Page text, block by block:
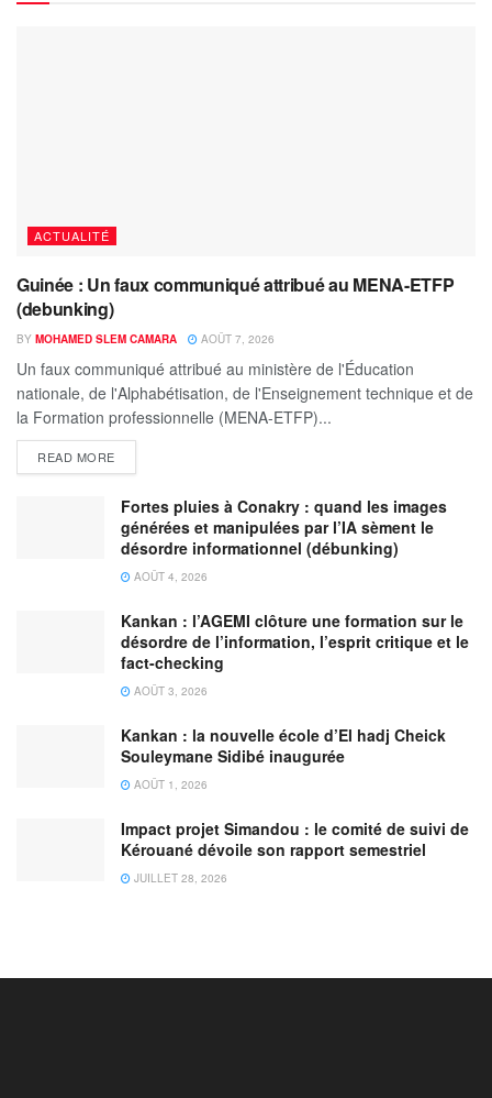
ACTUALITÉ
Guinée : Un faux communiqué attribué au MENA-ETFP
(debunking)
BY MOHAMED SLEM CAMARA AOÛT 7, 2026
Un faux communiqué attribué au ministère de l'Éducation
nationale, de l'Alphabétisation, de l'Enseignement technique et de
la Formation professionnelle (MENA-ETFP)...
READ MORE
Fortes pluies à Conakry : quand les images
générées et manipulées par l’IA sèment le
désordre informationnel (débunking)
AOÛT 4, 2026
Kankan : l’AGEMI clôture une formation sur le
désordre de l’information, l’esprit critique et le
fact-checking
AOÛT 3, 2026
Kankan : la nouvelle école d’El hadj Cheick
Souleymane Sidibé inaugurée
AOÛT 1, 2026
Impact projet Simandou : le comité de suivi de
Kérouané dévoile son rapport semestriel
JUILLET 28, 2026